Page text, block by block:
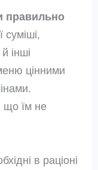
правильно
суміші,
інші
цінними
що їм не
в раціоні